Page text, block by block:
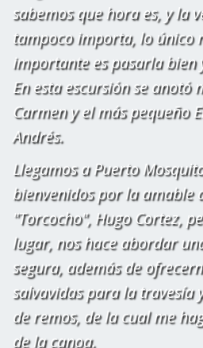
sabemos que hora es, y la
tampoco importa, lo único
importante es pasarla bien
En esta escursión se anotó
Carmen y el más pequeño
Andrés.
Llegamos a Puerto
bienvenidos por la amable
"Torcocho", Hugo Cortez,
lugar, nos hace abordar
segura, además de
salvavidas para la travesía
de remos, de la cual me
de la canoa.